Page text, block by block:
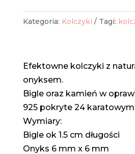
Kategoria: Kolczyki Tagi:
Efektowne kolczyki z
onyksem.
Bigle oraz kamień w
925 pokryte 24 karatowym
Wymiary:
Bigle ok 1.5 cm długości
Onyks 6 mm x 6 mm